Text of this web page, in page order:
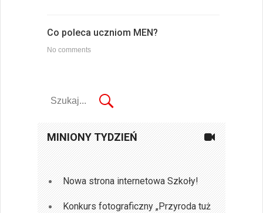
Co poleca uczniom MEN?
No comments
MINIONY TYDZIEŃ
Nowa strona internetowa Szkoły!
Konkurs fotograficzny „Przyroda tuż